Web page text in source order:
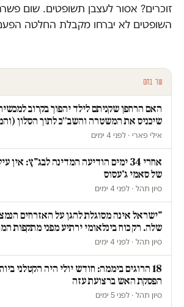
זוכרים? אסור לעצבן תשופטים. שום
השופטים לא יברחו מקבלת החלטה
עוד בחם
האם הרחפן שקניתם לילד יהפוך בקרוב
שיכניס את המשטרה והשב״כ לתוך הסלון
אילי פארי · לפני 4 ימים
אחרי 34 ימים הודיעה המדינה לבג"ץ: אין
של סאמי ג'עסוס
סיון תהל · לפני 4 ימים
"ישראל אינה מסוגלת להגן על האזרחים
שלה. רק כוח בינלאומי ירתיע מפני מתקפות
סיון תהל · לפני 4 ימים
18 הרוגים ביממה: חודש יולי היה הקטלני
הפסקת האש ברצועת עזה
סיון תהל · לפני 5 ימים